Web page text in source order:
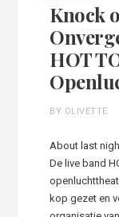
Knock
HOT
BY OLIVETTE
About last
De live band
kop gezet en